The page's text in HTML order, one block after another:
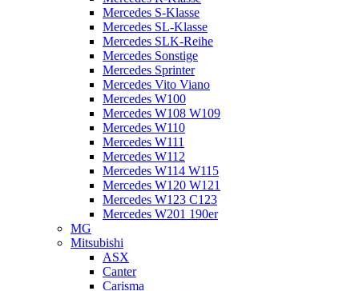
Mercedes S-Klasse
Mercedes SL-Klasse
Mercedes SLK-Reihe
Mercedes Sonstige
Mercedes Sprinter
Mercedes Vito Viano
Mercedes W100
Mercedes W108 W109
Mercedes W110
Mercedes W111
Mercedes W112
Mercedes W114 W115
Mercedes W120 W121
Mercedes W123 C123
Mercedes W201 190er
MG
Mitsubishi
ASX
Canter
Carisma